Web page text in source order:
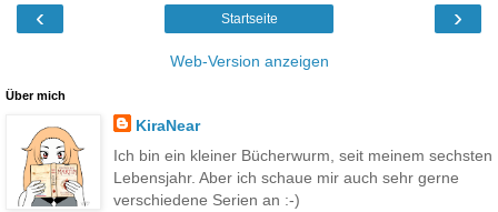
‹ ›
Startseite
Web-Version anzeigen
Über mich
KiraNear
Ich bin ein kleiner Bücherwurm, seit meinem sechsten
Lebensjahr. Aber ich schaue mir auch sehr gerne
verschiedene Serien an :-)